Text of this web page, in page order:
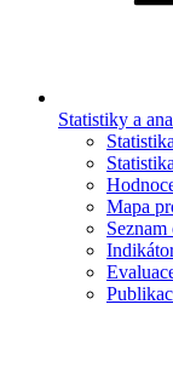
Statistiky a
Mapa